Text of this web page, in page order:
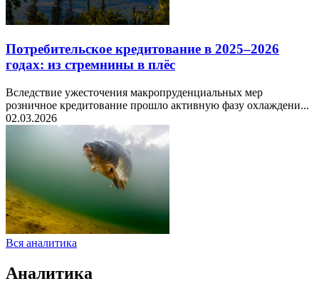
Потребительское кредитование в 2025–2026
годах: из стремнины в плёс
Вследствие ужесточения макропруденциальных мер
розничное кредитование прошло активную фазу охлаждени...
02.03.2026
Вся аналитика
Аналитика